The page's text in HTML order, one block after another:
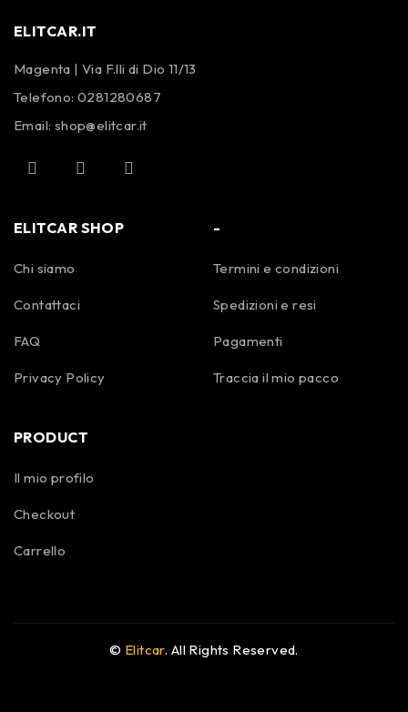
ELITCAR.IT
Magenta | Via F.lli di Dio 11/13
Telefono:0281280687
Email: shop@elitcar.it
ELITCAR SHOP
Chi siamo
Contattaci
FAQ
Privacy Policy
-
Termini e condizioni
Spedizioni e resi
Pagamenti
Traccia il mio pacco
PRODUCT
Il mio profilo
Checkout
Carrello
© Elitcar. All Rights Reserved.